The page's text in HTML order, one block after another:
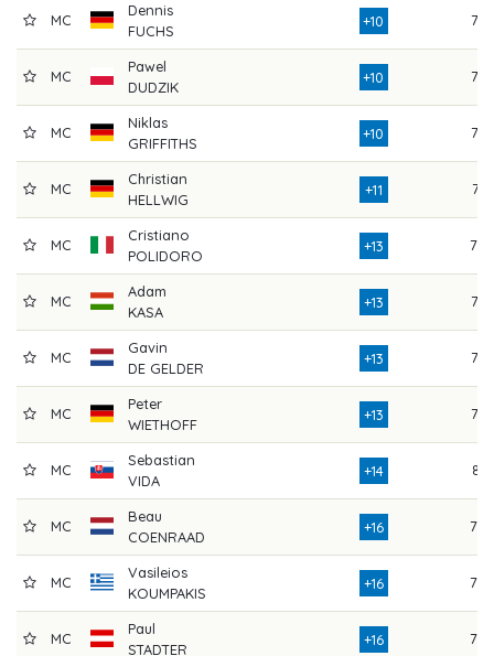
MC
Dennis
FUCHS
+10 77
MC
Pawel
DUDZIK
+10 77
MC
Niklas
GRIFFITHS
+10 75
MC
Christian
HELLWIG
+11 74
MC
Cristiano
POLIDORO
+13 78
MC
Adam
KASA
+13 76
MC
Gavin
DE GELDER
+13 77
MC
Peter
WIETHOFF
+13 77
MC
Sebastian
VIDA
+14 81
MC
Beau
COENRAAD
+16 78
MC
Vasileios
KOUMPAKIS
+16 78
MC
Paul
STADTER
+16 79